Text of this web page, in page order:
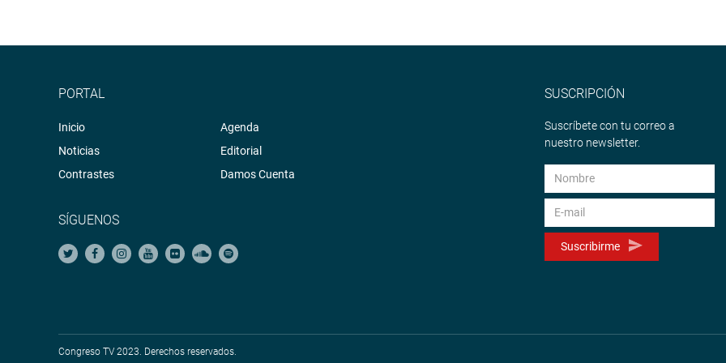
Especial Multipartidaria encargada de elaborar el Código Penal especializado.
PORTAL
Inicio
Noticias
Contrastes
Agenda
Editorial
Damos Cuenta
SÍGUENOS
SUSCRIPCIÓN
Suscríbete con tu correo a
nuestro newsletter.
Suscribirme
Congreso TV 2023. Derechos reservados.